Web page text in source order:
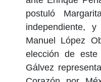
postuló
independiente,
Manuel López
elección de este
Gálvez